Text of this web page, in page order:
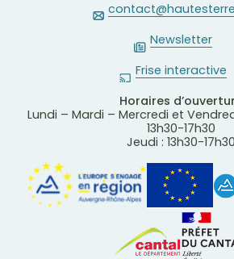
Newsletter
Frise interactive
Horaires
Lundi – Mardi – Mercredi et
13h30-17h30
Jeudi : 13h30-17h30